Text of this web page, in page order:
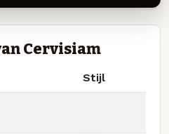
Cervisiam
Stijl